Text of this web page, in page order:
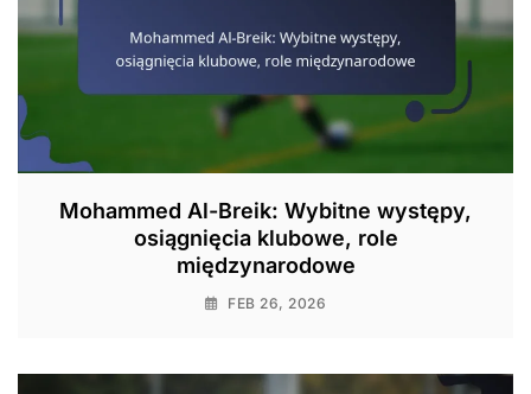
Mohammed Al-Breik: Wybitne występy,
osiągnięcia klubowe, role
międzynarodowe
FEB 26, 2026